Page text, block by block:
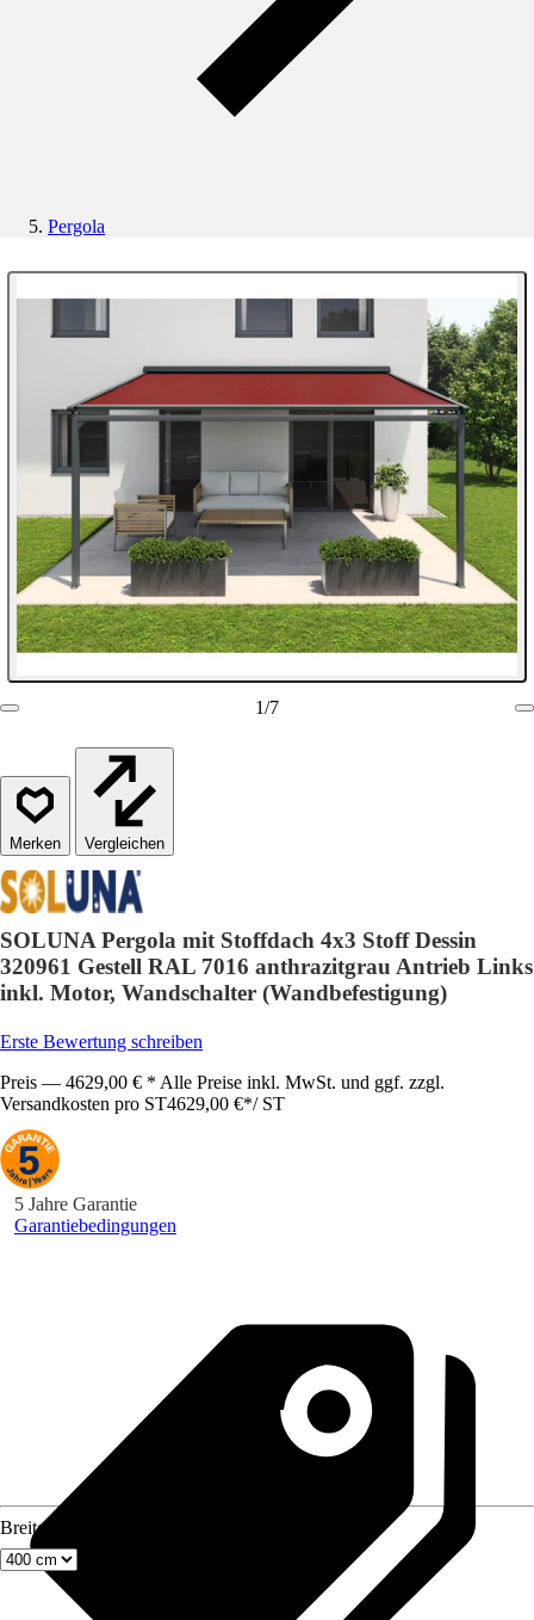
Pergola
1/7
Vergleichen
SOLUNA Pergola mit Stoffdach 4x3 Stoff Dessin
320961 Gestell RAL 7016 anthrazitgrau Antrieb Links
inkl. Motor, Wandschalter (Wandbefestigung)
Erste Bewertung schreiben
Preis — 4629,00 € * Alle Preise inkl. MwSt. und ggf. zzgl.
Versandkosten pro ST4629,00 €*/ ST
5 Jahre Garantie
Garantiebedingungen
Breite